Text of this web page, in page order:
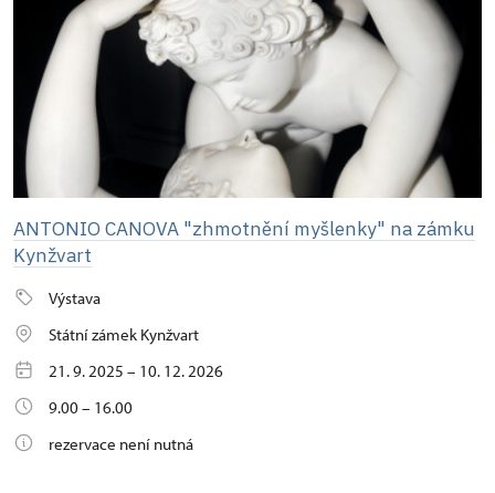
ANTONIO CANOVA "zhmotnění myšlenky" na zámku
Kynžvart
Výstava
Státní zámek Kynžvart
21. 9. 2025 – 10. 12. 2026
9.00 – 16.00
rezervace není nutná